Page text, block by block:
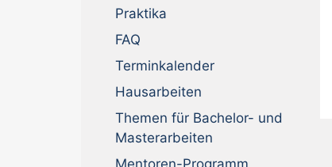
Praktika
FAQ
Termin­kalender
Hausarbeiten
Themen für Bachelor- und
Master­arbeiten